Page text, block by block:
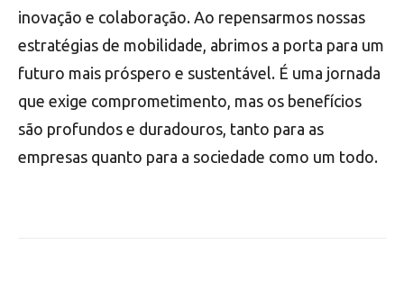
inovação e colaboração. Ao repensarmos nossas
estratégias de mobilidade, abrimos a porta para um
futuro mais próspero e sustentável. É uma jornada
que exige comprometimento, mas os benefícios
são profundos e duradouros, tanto para as
empresas quanto para a sociedade como um todo.